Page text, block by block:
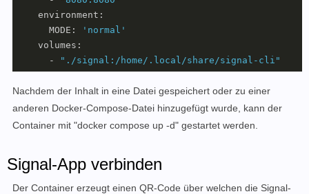
    environment:
      MODE:
'normal'
    volumes:
      -
"./signal:/home/.local/share/signal-cli"
Nachdem der Inhalt in eine Datei gespeichert oder zu einer
anderen Docker-Compose-Datei hinzugefügt wurde, kann der
Container mit "docker compose up -d" gestartet werden.
Signal-App verbinden
Der Container erzeugt einen QR-Code über welchen die Signal-